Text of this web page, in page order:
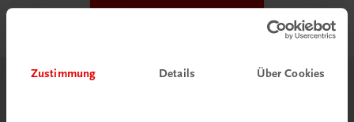
Zustimmung Details Über Cookies